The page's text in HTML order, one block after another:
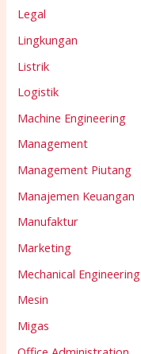
Legal
Lingkungan
Listrik
Logistik
Machine Engineering
Management
Management Piutang
Manajemen Keuangan
Manufaktur
Marketing
Mechanical Engineering
Mesin
Migas